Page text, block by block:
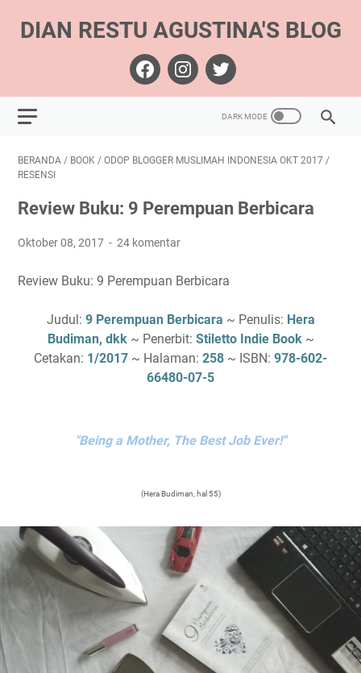
DIAN RESTU AGUSTINA'S BLOG
BERANDA / BOOK / ODOP BLOGGER MUSLIMAH INDONESIA OKT 2017 /
RESENSI
Review Buku: 9 Perempuan Berbicara
Oktober 08, 2017 24 komentar
Review Buku: 9 Perempuan Berbicara
Judul: 9 Perempuan Berbicara ~ Penulis: Hera
Budiman, dkk~ Penerbit: Stiletto Indie Book~
Cetakan: 1/2017 ~ Halaman: 258 ~ ISBN: 978-602-
66480-07-5
"Being a Mother, The Best Job Ever!"
(Hera Budiman, hal 55)